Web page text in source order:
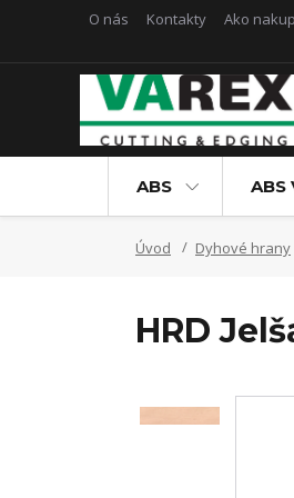
O nás Kontakty Ako
ABS ABS
Úvod Dyhové hrany
HRD